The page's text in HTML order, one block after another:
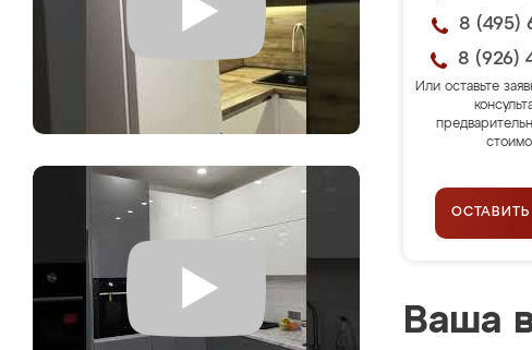
8 (495)
8 (926)
Или оставьте
ОСТАВИТЬ
Ваша